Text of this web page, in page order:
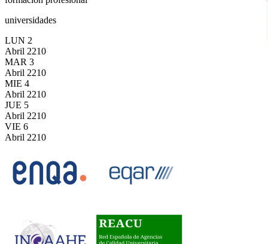
universidades
LUN 2
Abril 2210
MAR 3
Abril 2210
MIE 4
Abril 2210
JUE 5
Abril 2210
VIE 6
Abril 2210